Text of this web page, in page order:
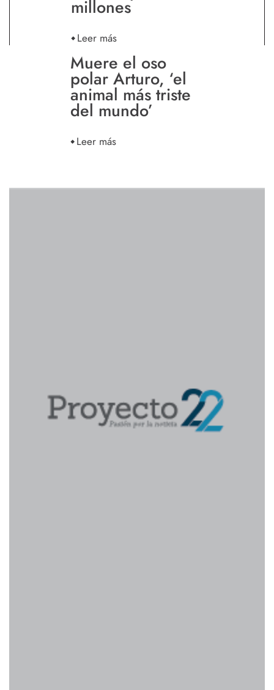
millones
Leer más
Muere el oso
polar Arturo, ‘el
animal más triste
del mundo’
Leer más